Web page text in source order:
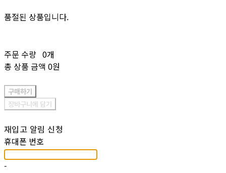
품절된 상품입니다.
주문 수량 0개
총 상품 금액 0원
구매하기
장바구니에 담기
재입고 알림 신청
휴대폰 번호
-